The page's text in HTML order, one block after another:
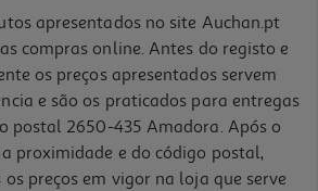
apresentados no site Auchan.pt
compras online. Antes do registo e
os preços apresentados servem
e são os praticados para entregas
postal 2650-435 Amadora. Após o
proximidade e do código postal,
preços em vigor na loja que serve